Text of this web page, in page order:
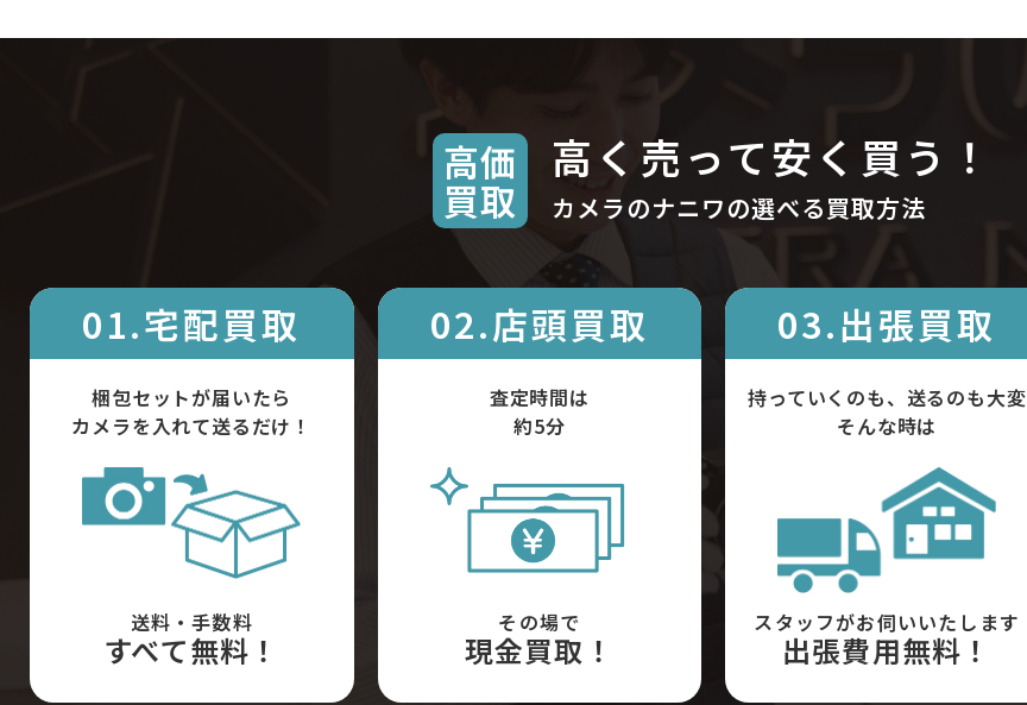
高価
買取
高く売って安く買う！
カメラのナニワの選べる買取方法
01.宅配買取
梱包セットが届いたら
カメラを入れて送るだけ！
送料・手数料
すべて無料！
02.店頭買取
査定時間は
約5分
その場で
現金買取！
03.出張買取
持っていくのも、送るのも大変
そんな時は
スタッフがお伺いいたします
出張費用無料！